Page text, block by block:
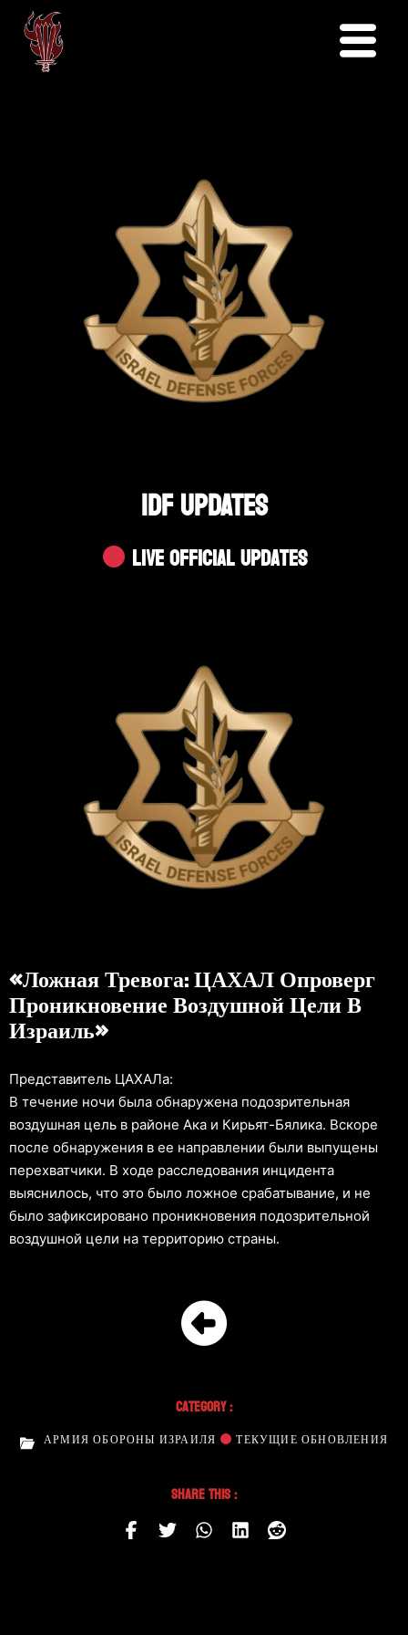
IDF UPDATES
Live Official Updates
«Ложная Тревога: ЦАХАЛ Опроверг
Проникновение Воздушной Цели В
Израиль»
Представитель ЦАХАЛа:
В течение ночи была обнаружена подозрительная
воздушная цель в районе Ака и Кирьят-Бялика. Вскоре
после обнаружения в ее направлении были выпущены
перехватчики. В ходе расследования инцидента
выяснилось, что это было ложное срабатывание, и не
было зафиксировано проникновения подозрительной
воздушной цели на территорию страны.
Category :
АРМИЯ ОБОРОНЫ ИЗРАИЛЯ ТЕКУЩИЕ ОБНОВЛЕНИЯ
Share This :